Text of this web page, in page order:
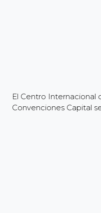
El Centro Internacional
Convenciones Capital